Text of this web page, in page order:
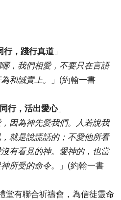
行，踐行真道 」
，我們相愛，不要只在言語
和誠實上。
」(約翰一書
行，活出愛心」
因為神先愛我們。人若說我
就是說謊話的；不愛他所看
有看見的神。愛神的，也當
所受的命令。
」(約翰一書
堂有聯合祈禱會，為信徒靈命